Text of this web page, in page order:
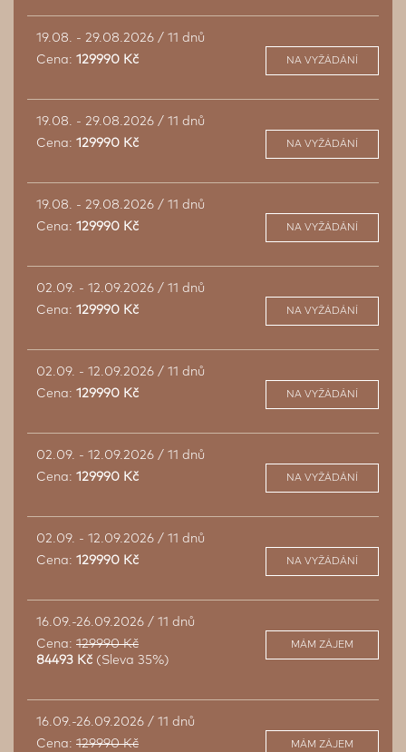
19.08. - 29.08.2026 / 11 dnů
Cena: 129990 Kč NA VYŽÁDÁNÍ
19.08. - 29.08.2026 / 11 dnů
Cena: 129990 Kč NA VYŽÁDÁNÍ
19.08. - 29.08.2026 / 11 dnů
Cena: 129990 Kč NA VYŽÁDÁNÍ
02.09. - 12.09.2026 / 11 dnů
Cena: 129990 Kč NA VYŽÁDÁNÍ
02.09. - 12.09.2026 / 11 dnů
Cena: 129990 Kč NA VYŽÁDÁNÍ
02.09. - 12.09.2026 / 11 dnů
Cena: 129990 Kč NA VYŽÁDÁNÍ
02.09. - 12.09.2026 / 11 dnů
Cena: 129990 Kč NA VYŽÁDÁNÍ
16.09.-26.09.2026 / 11 dnů
Cena: 129990 Kč
84493 Kč (Sleva 35%)
MÁM ZÁJEM
16.09.-26.09.2026 / 11 dnů
Cena: 129990 Kč
MÁM ZÁJEM